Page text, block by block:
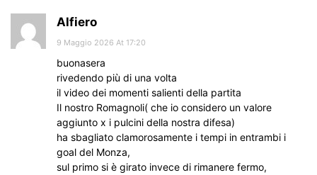
Alfiero
9 Maggio 2026 At 17:20
buonasera
rivedendo più di una volta
il video dei momenti salienti della partita
Il nostro Romagnoli( che io considero un valore
aggiunto x i pulcini della nostra difesa)
ha sbagliato clamorosamente i tempi in entrambi i
goal del Monza,
sul primo si è girato invece di rimanere fermo,